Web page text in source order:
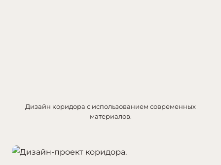
Дизайн коридора с использованием современных
материалов.